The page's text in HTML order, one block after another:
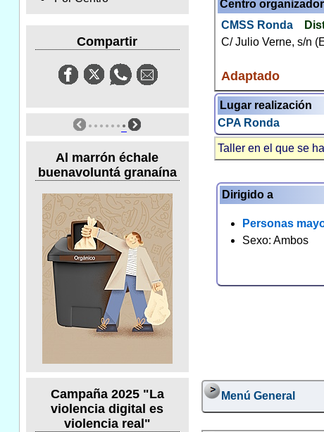
Compartir
Al marrón échale
buenavoluntá granaína
Campaña 2025 "La
violencia digital es
violencia real"
Centro organizador
CMSS Ronda
C/ Julio Verne, s/n
Adaptado
Lugar realización
CPA Ronda
Taller en el que se
Dirigido a
Personas
Sexo: Ambos
Menú General